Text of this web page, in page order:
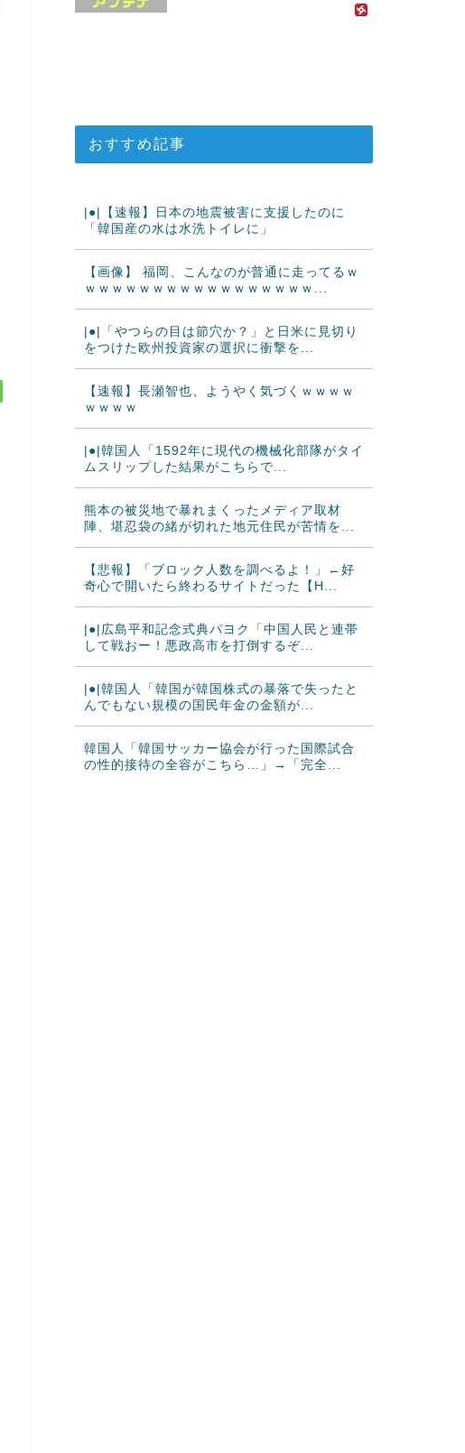
おすすめ記事
|●|【速報】日本の地震被害に支援したのに
「韓国産の水は水洗トイレに」
【画像】 福岡、こんなのが普通に走ってるｗ
ｗｗｗｗｗｗｗｗｗｗｗｗｗｗｗｗｗ...
|●|「やつらの目は節穴か？」と日米に見切り
をつけた欧州投資家の選択に衝撃を...
【速報】長瀬智也、ようやく気づくｗｗｗｗ
ｗｗｗｗ
|●|韓国人「1592年に現代の機械化部隊がタイ
ムスリップした結果がこちらで...
熊本の被災地で暴れまくったメディア取材
陣、堪忍袋の緒が切れた地元住民が苦情を...
【悲報】「ブロック人数を調べるよ！」←好
奇心で開いたら終わるサイトだった【H...
|●|広島平和記念式典パヨク「中国人民と連帯
して戦おー！悪政高市を打倒するぞ...
|●|韓国人「韓国が韓国株式の暴落で失ったと
んでもない規模の国民年金の金額が...
韓国人「韓国サッカー協会が行った国際試合
の性的接待の全容がこちら…」→「完全...